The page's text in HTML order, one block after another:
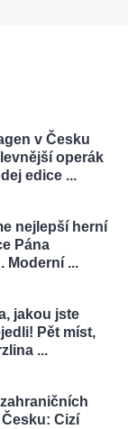
v Česku
levnější operák
edice ...
nejlepší herní
Pána
Moderní ...
jakou jste
Pět míst,
...
Cizí